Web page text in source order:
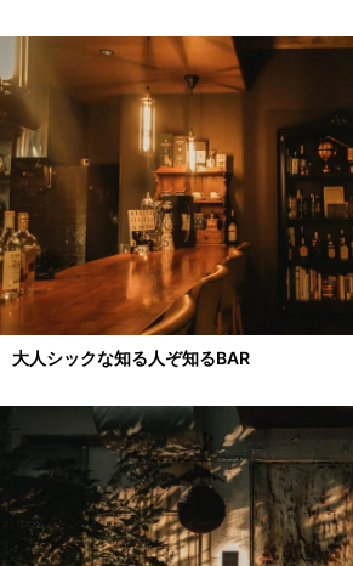
大人シックな知る人ぞ知るBAR